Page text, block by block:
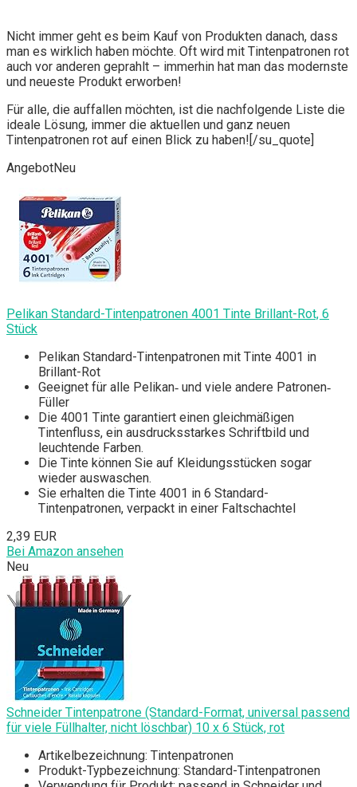
Nicht immer geht es beim Kauf von Produkten danach, dass
man es wirklich haben möchte. Oft wird mit Tintenpatronen rot
auch vor anderen geprahlt – immerhin hat man das modernste
und neueste Produkt erworben!
Für alle, die auffallen möchten, ist die nachfolgende Liste die
ideale Lösung, immer die aktuellen und ganz neuen
Tintenpatronen rot auf einen Blick zu haben![/su_quote]
AngebotNeu
Pelikan Standard-Tintenpatronen 4001 Tinte Brillant-Rot, 6
Stück
Pelikan Standard-Tintenpatronen mit Tinte 4001 in
Brillant-Rot
Geeignet für alle Pelikan‐ und viele andere Patronen‐
Füller
Die 4001 Tinte garantiert einen gleichmäßigen
Tintenfluss, ein ausdrucksstarkes Schriftbild und
leuchtende Farben.
Die Tinte können Sie auf Kleidungsstücken sogar
wieder auswaschen.
Sie erhalten die Tinte 4001 in 6 Standard-
Tintenpatronen, verpackt in einer Faltschachtel
2,39 EUR
Bei Amazon ansehen
Neu
Schneider Tintenpatrone (Standard-Format, universal passend
für viele Füllhalter, nicht löschbar) 10 x 6 Stück, rot
Artikelbezeichnung: Tintenpatronen
Produkt-Typbezeichnung: Standard-Tintenpatronen